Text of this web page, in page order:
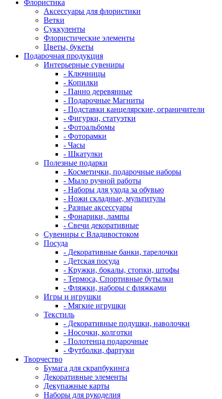
Флористика
Аксессуары для флористики
Ветки
Суккуленты
Флористические элементы
Цветы, букеты
Подарочная продукция
Интерьерные сувениры
- Ключницы
- Копилки
- Панно деревянные
- Подарочные Магниты
- Подставки канцелярские, ограничители
- Фигурки, статуэтки
- Фотоальбомы
- Фоторамки
- Часы
- Шкатулки
Полезные подарки
- Косметички, подарочные наборы
- Мыло ручной работы
- Наборы для ухода за обувью
- Ножи складные, мультитулы
- Разные аксессуары
- Фонарики, лампы
- Свечи декоративные
Сувениры с Владивостоком
Посуда
- Декоративные банки, тарелочки
- Детская посуда
- Кружки, бокалы, стопки, штофы
- Термоса, Спортивные бутылки
- Фляжки, наборы с фляжками
Игры и игрушки
- Мягкие игрушки
Текстиль
- Декоративные подушки, наволочки
- Носочки, колготки
- Полотенца подарочные
- Футболки, фартуки
Творчество
Бумага для скрапбукинга
Декоративные элементы
Декупажные карты
Наборы для рукоделия